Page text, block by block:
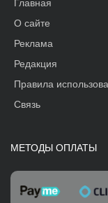
Главная
О сайте
Реклама
Редакция
Правила
Связь
МЕТОДЫ ОПЛАТЫ